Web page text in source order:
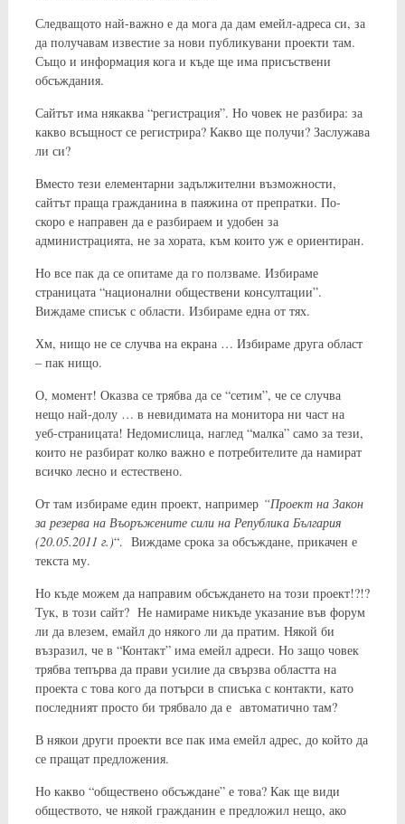
Следващото най-важно е да мога да дам емейл-адреса си, за
да получавам известие за нови публикувани проекти там.
Също и информация кога и къде ще има присъствени
обсъждания.
Сайтът има някаква “регистрация”. Но човек не разбира: за
какво всъщност се регистрира? Какво ще получи? Заслужава
ли си?
Вместо тези елементарни задължителни възможности,
сайтът праща гражданина в паяжина от препратки. По-
скоро е направен да е разбираем и удобен за
администрацията, не за хората, към които уж е ориентиран.
Но все пак да се опитаме да го ползваме. Избираме
страницата “национални обществени консултации”.
Виждаме списък с области. Избираме една от тях.
Хм, нищо не се случва на екрана … Избираме друга област
– пак нищо.
О, момент! Оказва се трябва да се “сетим”, че се случва
нещо най-долу … в невидимата на монитора ни част на
уеб-страницата! Недомислица, наглед “малка” само за тези,
които не разбират колко важно е потребителите да намират
всичко лесно и естествено.
От там избираме един проект, например “Проект на Закон
за резерва на Въоръжените сили на Република България
(20.05.2011 г.)“. Виждаме срока за обсъждане, прикачен е
текста му.
Но къде можем да направим обсъждането на този проект!?!?
Тук, в този сайт? Не намираме никъде указание във форум
ли да влезем, емайл до някого ли да пратим. Някой би
възразил, че в “Контакт” има емейл адреси. Но защо човек
трябва тепърва да прави усилие да свързва областта на
проекта с това кого да потърси в списъка с контакти, като
последният просто би трябвало да е автоматично там?
В някои други проекти все пак има емейл адрес, до който да
се пращат предложения.
Но какво “обществено обсъждане” е това? Как ще види
обществото, че някой гражданин е предложил нещо, ако